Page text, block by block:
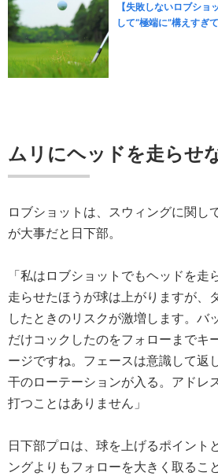
【失敗しないロブショ
して“極端に”構えすぎ
ムリにヘッドを走らせ
ロブショットは、スウィングに関し
が大事だと日下部。
「私はロブショットでもヘッドを走
走らせたほうが球は上がりますが、
したときのリスクが激増します。バ
だけコックしたのをフォローまでキ
ージですね。フェースは意識して返
干のローテーションが入る。アドレ
打つことはありません」
日下部プロは、球を上げるポイント
ングよりもフォローを大きく取るこ